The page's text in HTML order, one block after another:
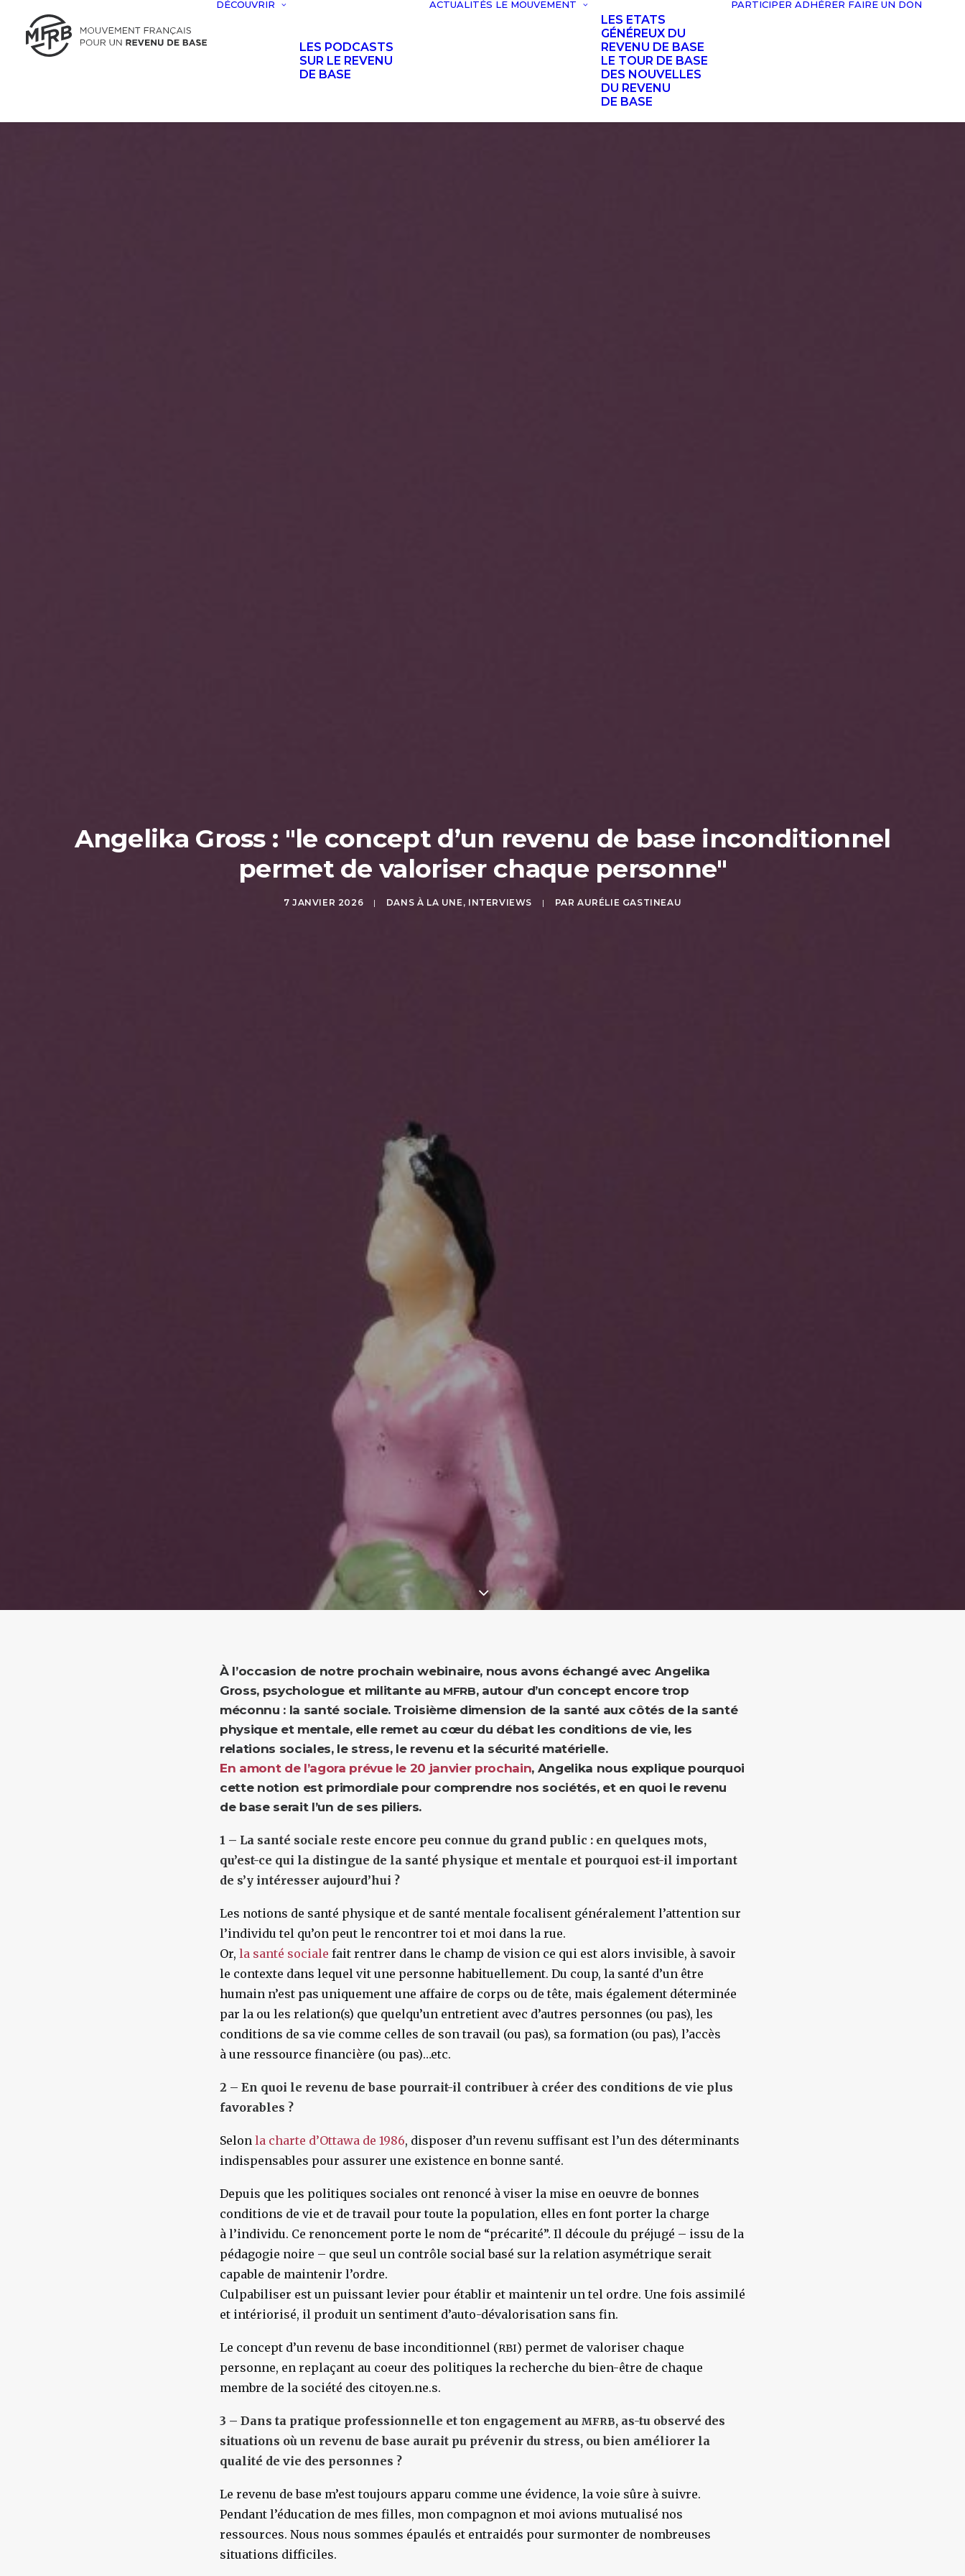
DÉCOUVRIR
LES PODCASTS
SUR LE REVENU
DE BASE
ACTUALITÉS LE MOUVEMENT
LES ETATS
GÉNÉREUX DU
REVENU DE BASE
LE TOUR DE BASE
DES NOUVELLES
DU REVENU
DE BASE
PARTICIPER ADHÉRER FAIRE UN DON
Angelika Gross : "le concept d’un revenu de base inconditionnel
permet de valoriser chaque personne"
7 JANVIER 2026 | DANS À LA UNE, INTERVIEWS | PAR AURÉLIE GASTINEAU
À l’occasion de notre prochain webinaire, nous avons échangé avec Angelika
Gross, psychologue et militante au MFRB, autour d’un concept encore trop
méconnu : la santé sociale. Troisième dimension de la santé aux côtés de la santé
physique et mentale, elle remet au cœur du débat les conditions de vie, les
relations sociales, le stress, le revenu et la sécurité matérielle.
En amont de l’agora prévue le 20 janvier prochain, Angelika nous explique pourquoi
cette notion est primordiale pour comprendre nos sociétés, et en quoi le revenu
de base serait l’un de ses piliers.
1 – La santé sociale reste encore peu connue du grand public : en quelques mots,
qu’est-ce qui la distingue de la santé physique et mentale et pourquoi est-il important
de s’y intéresser aujourd’hui ?
Les notions de santé physique et de santé mentale focalisent généralement l’attention sur
l’individu tel qu’on peut le rencontrer toi et moi dans la rue.
Or, la santé sociale fait rentrer dans le champ de vision ce qui est alors invisible, à savoir
le contexte dans lequel vit une personne habituellement. Du coup, la santé d’un être
humain n’est pas uniquement une affaire de corps ou de tête, mais également déterminée
par la ou les relation(s) que quelqu’un entretient avec d’autres personnes (ou pas), les
conditions de sa vie comme celles de son travail (ou pas), sa formation (ou pas), l’accès
à une ressource financière (ou pas)…etc.
2 – En quoi le revenu de base pourrait-il contribuer à créer des conditions de vie plus
favorables ?
Selon la charte d’Ottawa de 1986, disposer d’un revenu suffisant est l’un des déterminants
indispensables pour assurer une existence en bonne santé.
Depuis que les politiques sociales ont renoncé à viser la mise en oeuvre de bonnes
conditions de vie et de travail pour toute la population, elles en font porter la charge
à l’individu. Ce renoncement porte le nom de “précarité”. Il découle du préjugé – issu de la
pédagogie noire – que seul un contrôle social basé sur la relation asymétrique serait
capable de maintenir l’ordre.
Culpabiliser est un puissant levier pour établir et maintenir un tel ordre. Une fois assimilé
et intériorisé, il produit un sentiment d’auto-dévalorisation sans fin.
Le concept d’un revenu de base inconditionnel (RBI) permet de valoriser chaque
personne, en replaçant au coeur des politiques la recherche du bien-être de chaque
membre de la société des citoyen.ne.s.
3 – Dans ta pratique professionnelle et ton engagement au MFRB, as-tu observé des
situations où un revenu de base aurait pu prévenir du stress, ou bien améliorer la
qualité de vie des personnes ?
Le revenu de base m’est toujours apparu comme une évidence, la voie sûre à suivre.
Pendant l’éducation de mes filles, mon compagnon et moi avions mutualisé nos
ressources. Nous nous sommes épaulés et entraidés pour surmonter de nombreuses
situations difficiles.